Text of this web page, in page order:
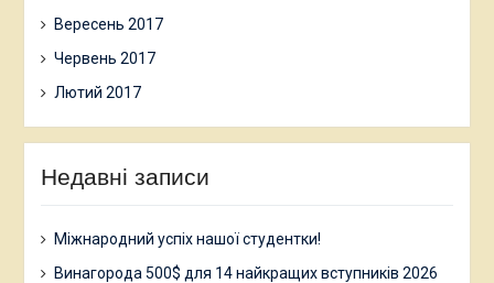
Вересень 2017
Червень 2017
Лютий 2017
Недавні записи
Міжнародний успіх нашої студентки!
Винагорода 500$ для 14 найкращих вступників 2026